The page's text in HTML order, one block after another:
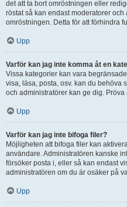
det att ta bort omröstningen eller
röstat så kan endast moderatorer
omröstningen. Detta för att förhindra
Upp
Varför kan jag inte komma åt en
Vissa kategorier kan vara
visa, läsa, posta, osv. kan du behöva
och administratörer kan ge dig. Pröva
Upp
Varför kan jag inte bifoga filer?
Möjligheten att bifoga filer kan
användare. Administratören kanske
försöker posta i, eller så kan endast
administratören om du är osäker på
Upp